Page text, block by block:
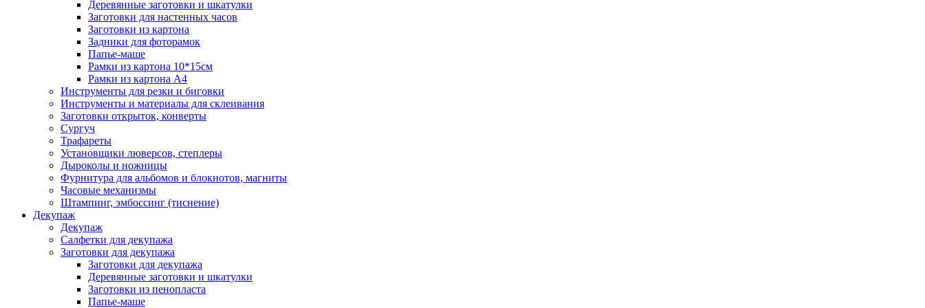
Деревянные заготовки и шкатулки
Заготовки для настенных часов
Заготовки из картона
Задники для фоторамок
Папье-маше
Рамки из картона 10*15см
Рамки из картона А4
Инструменты для резки и биговки
Инструменты и материалы для склеивания
Заготовки открыток, конверты
Сургуч
Трафареты
Установщики люверсов, степлеры
Дыроколы и ножницы
Фурнитура для альбомов и блокнотов, магниты
Часовые механизмы
Штампинг, эмбоссинг (тиснение)
Декупаж
Декупаж
Салфетки для декупажа
Заготовки для декупажа
Заготовки для декупажа
Деревянные заготовки и шкатулки
Заготовки из пенопласта
Папье-маше